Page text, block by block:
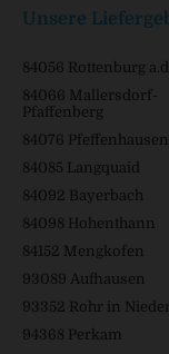
Unsere
84056 Rottenburg
84066 Mallersdorf-
Pfaffenberg
84076 Pfeffenhausen
84085 Langquaid
84092 Bayerbach
84098 Hohenthann
84152 Mengkofen
93089 Aufhausen
93352 Rohr in
94368 Perkam